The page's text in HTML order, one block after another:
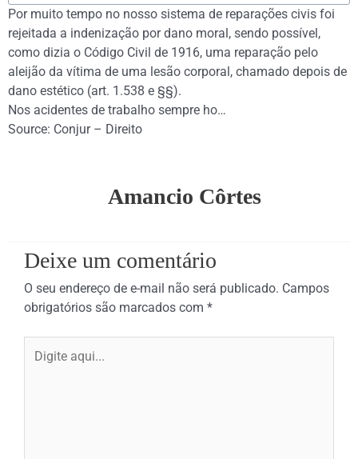
Por muito tempo no nosso sistema de reparações civis foi
rejeitada a indenização por dano moral, sendo possível,
como dizia o Código Civil de 1916, uma reparação pelo
aleijão da vítima de uma lesão corporal, chamado depois de
dano estético (art. 1.538 e §§).
Nos acidentes de trabalho sempre ho…
Source: Conjur – Direito
Amancio Côrtes
Deixe um comentário
O seu endereço de e-mail não será publicado. Campos
obrigatórios são marcados com *
aqui...